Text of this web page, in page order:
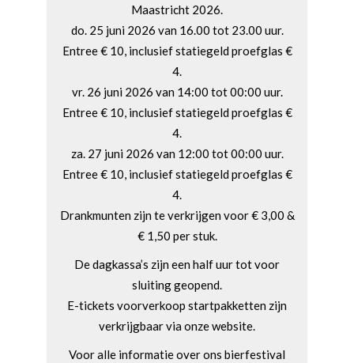
Maastricht 2026.
do. 25 juni 2026 van 16.00 tot 23.00 uur.
Entree € 10, inclusief statiegeld proefglas €
4.
vr. 26 juni 2026 van 14:00 tot 00:00 uur.
Entree € 10, inclusief statiegeld proefglas €
4.
za. 27 juni 2026 van 12:00 tot 00:00 uur.
Entree € 10, inclusief statiegeld proefglas €
4.
Drankmunten zijn te verkrijgen voor € 3,00 &
€ 1,50 per stuk.
De dagkassa’s zijn een half uur tot voor
sluiting geopend.
E-tickets voorverkoop startpakketten zijn
verkrijgbaar via onze website.
Voor alle informatie over ons bierfestival